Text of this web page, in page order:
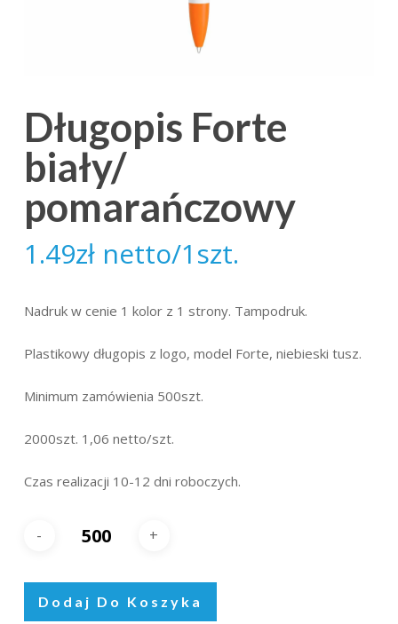
Długopis Forte
biały/
pomarańczowy
1.49zł netto/1szt.
Nadruk w cenie 1 kolor z 1 strony. Tampodruk.
Plastikowy długopis z logo, model Forte, niebieski tusz.
Minimum zamówienia 500szt.
2000szt. 1,06 netto/szt.
Czas realizacji 10-12 dni roboczych.
Dodaj Do Koszyka